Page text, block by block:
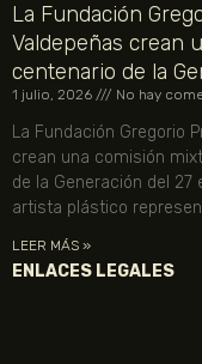
La Fundación
Valdepeñas crean
centenario de la
1 julio, 2026 No hay
La Fundación Gregorio
crean una comisión
de la Generación del 27
artista plástico
LEER MÁS »
ENLACES LEGALES